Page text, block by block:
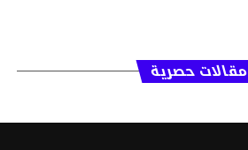
مقالات حصرية